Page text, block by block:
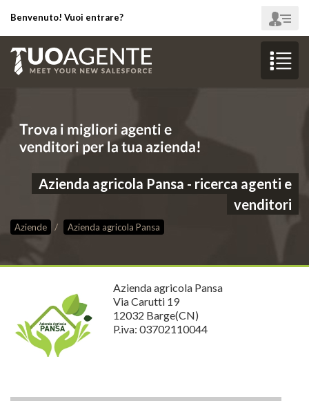
Benvenuto! Vuoi entrare?
Azienda agricola Pansa - ricerca agenti e
venditori
Aziende Azienda agricola Pansa
Azienda agricola Pansa
Via Carutti 19
12032 Barge(CN)
P.iva: 03702110044